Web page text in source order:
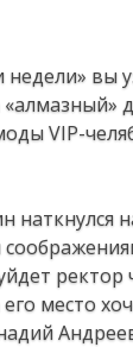
VIP-
ректор
место